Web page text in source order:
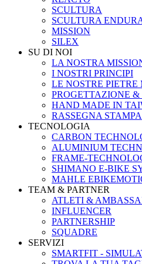
SCULTURA
SCULTURA
MISSION
SILEX
SU DI NOI
LA NOSTRA
I NOSTRI PRINCIPI
LE NOSTRE
PROGETTAZIONE
HAND MADE IN
RASSEGNA STAMPA
TECNOLOGIA
CARBON
ALUMINIUM
FRAME-
SHIMANO E-BIKE
MAHLE
TEAM & PARTNER
ATLETI &
INFLUENCER
PARTNERSHIP
SQUADRE
SERVIZI
SMARTFIT -